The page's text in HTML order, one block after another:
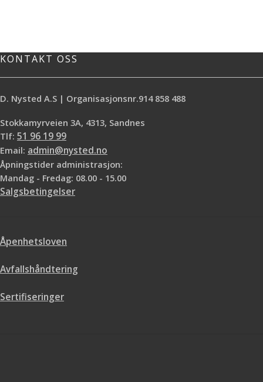
KONTAKT OSS
D. Nysted A.S | Organisasjonsnr.914 858 488
Stokkamyrveien 3A, 4313, Sandnes
Tlf: 51 96 19 99
Email: admin@nysted.no
Åpningstider administrasjon:
Mandag - Fredag: 08.00 - 15.00
Salgsbetingelser
Åpenhetsloven
Avfallshåndtering
Sertifiseringer